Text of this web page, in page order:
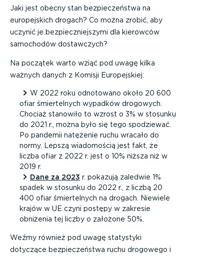
Jaki jest obecny stan bezpieczeństwa na
europejskich drogach? Co można zrobić, aby
uczynić je bezpieczniejszymi dla kierowców
samochodów dostawczych?
Na początek warto wziąć pod uwagę kilka
ważnych danych z Komisji Europejskiej:
W 2022 roku odnotowanookoło 20 600
ofiar śmiertelnych wypadków drogowych.
Chociaż stanowiło to wzrost o 3% w stosunku
do 2021 r., można było się tego spodziewać.
Po pandemii natężenie ruchu wracało do
normy. Lepszą wiadomością jest fakt, że
liczba ofiar z 2022 r. jest o 10% niższa niż w
2019 r.
Dane za 2023 r. pokazują zaledwie 1%
spadek w stosunku do 2022 r., z liczbą 20
400 ofiar śmiertelnych na drogach. Niewiele
krajów w UE czyni postępy w zakresie
obniżenia tej liczby o założone 50%.
Weźmy również pod uwagę statystyki
dotyczące bezpieczeństwa ruchu drogowego i